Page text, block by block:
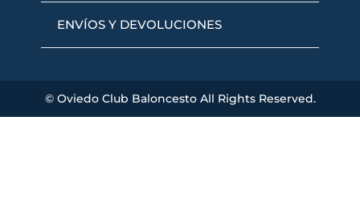
ENVÍOS Y DEVOLUCIONES
© Oviedo Club Baloncesto All Rights Reserved.